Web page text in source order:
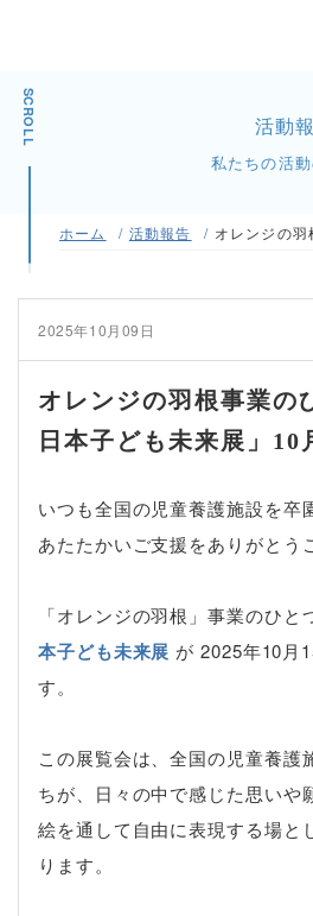
SCROLL 活動
私たちの活
ホーム 活動報告 オレンジの
2025年10月09日
オレンジの羽根事業の
日本子ども未来展」10
いつも全国の児童養護施設を卒
あたたかいご支援をありがとう
「オレンジの羽根」事業のひと
本子ども未来展 が 2025年10月
す。
この展覧会は、全国の児童養護
ちが、日々の中で感じた思いや
絵を通して自由に表現する場と
ります。